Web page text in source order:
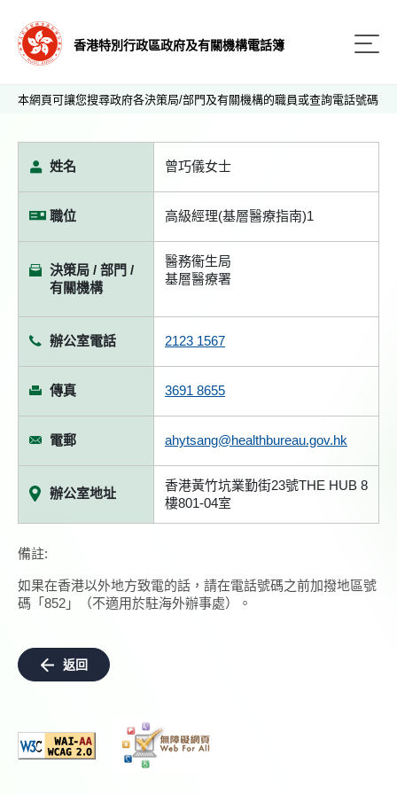
香港特別行政區政府及有關機構電話簿
本網頁可讓您搜尋政府各決策局/部門及有關機構的職員或查詢電話號碼
姓名 曾巧儀女士
職位 高級經理(基層醫療指南)1
決策局 / 部門 /
有關機構
醫務衞生局
基層醫療署
辦公室電話 2123 1567
傳真 3691 8655
電郵 ahytsang@healthbureau.gov.hk
辦公室地址
香港黃竹坑業勤街23號THE HUB 8
樓801-04室
備註:
如果在香港以外地方致電的話，請在電話號碼之前加撥地區號
碼「852」（不適用於駐海外辦事處）。
返回